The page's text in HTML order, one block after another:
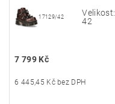
17129/42
Velikost:
42
7 799 Kč
6 445,45 Kč bez DPH